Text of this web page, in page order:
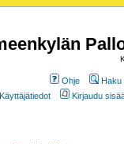
Ohje
Haku
Käyttäjätiedot
Kirjaudu